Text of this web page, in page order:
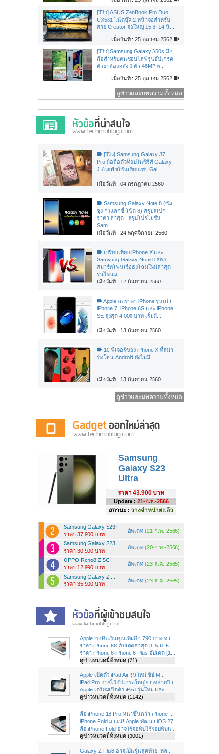
[รีวิว] ASUS ZenBook Pro Duo
UX581 โน้ตบุ๊ค 2 หน้าจอสำหรับ
สาย Creator จอใหญ่ 15.6+14 นิ...
เมื่อวันที่ : 25 ตุลาคม 2562
[รีวิว] Samsung Galaxy A50s มือ
ถือสำหรับคนชอบไลฟ์รุ่นอัปเกรด
ด้วยกล้องหลัง 3 ตัว 48MP พ...
เมื่อวันที่ : 25 ตุลาคม 2562
ดูข่าวและบทความทั้งหมด
[รีวิว] Samsung Galaxy J7
Pro มือถือตัวท็อปในซีรี่ส์ Galaxy
J ด้วยฟังก์ชันเทียบเท่า Gal...
เมื่อวันที่ : 04 กรกฏาคม 2560
Samsung Galaxy Note 8 (ซัม
ซุง กาแลกซี่ โน้ต 8) สรุปสเปก
ราคา ล่าสุด : สรุปโปรโมชั่น
Sam...
เมื่อวันที่ : 24 พฤศจิกายน 2560
เปรียบเทียบ iPhone X และ
Samsung Galaxy Note 8 สอง
สมาร์ทโฟนเรือธงโฉมใหม่ล่าสุด
รุ่นไหนม...
เมื่อวันที่ : 12 กันยายน 2560
Apple ลดราคา iPhone รุ่นเก่า
iPhone 7, iPhone 6S และ iPhone
SE สูงสุด 4,000 บาท เริ่มต้...
เมื่อวันที่ : 13 กันยายน 2560
10 ฟีเจอร์ของ iPhone X ที่สมา
ร์ทโฟน Android ยังไม่มี
เมื่อวันที่ : 13 กันยายน 2560
ดูข่าวและบทความทั้งหมด
Samsung
Galaxy S23
Ultra
ราคา 43,900 บาท
Update : 21-ก.พ.-2566
สถานะ : วางจำหน่ายแล้ว
Samsung Galaxy S23+
ราคา 37,900 บาท
อัพเดท (21-ก.พ.-2566)
Samsung Galaxy S23
ราคา 30,900 บาท
อัพเดท (20-ก.พ.-2566)
OPPO Reno8 Z 5G
ราคา 12,990 บาท
อัพเดท (23-ส.ค.-2565)
Samsung Galaxy Z ...
ราคา 35,900 บาท
อัพเดท (23-ส.ค.-2565)
Apple ขอคิดเงินคุณเพิ่มอีก 790 บาท หา...
ราคา iPhone 6S อัปเดตล่าสุด [9 พ.ย. 5...
ราคา iPhone 6 iPhone 6 Plus อัปเดต [1...
ดูข่าวหมวดนี้ทั้งหมด (21)
Apple เปิดตัว iPad Air รุ่นใหม่ ชิป M...
iPad Pro อาจไร้อัปเกรดใหญ่ยาวหลายปี เ...
Apple เตรียมเปิดตัว iPad รุ่นใหม่ และ...
ดูข่าวหมวดนี้ทั้งหมด (1142)
ลือ iPhone 18 Pro หนาขึ้นกว่า iPhone ...
iPhone Fold มาแน่! Apple พัฒนา iOS 27...
ลือ iPhone Fold อาจใช้จอพับไร้รอยพับแ...
ดูข่าวหมวดนี้ทั้งหมด (3001)
Galaxy Z Flip8 อาจเป็นรุ่นสุดท้าย! หล...